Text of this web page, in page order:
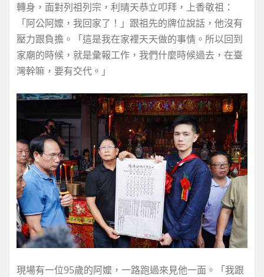
轉身，面對列祖列宗，利晴天恭立叩拜，上香敬祖：
「阿公阿嬤，我回家了！」跟祖先的牌位說話，他沒有
壓力跟負擔。「這是我在家裡天天做的事情。所以回到
家廟的時候，就是彙報工作，我們什麼時候過去，在臺
灣幹嘛，要有交代。」
現場有一位95歲的阿嬤，一路跑過來見他一面。「我跟